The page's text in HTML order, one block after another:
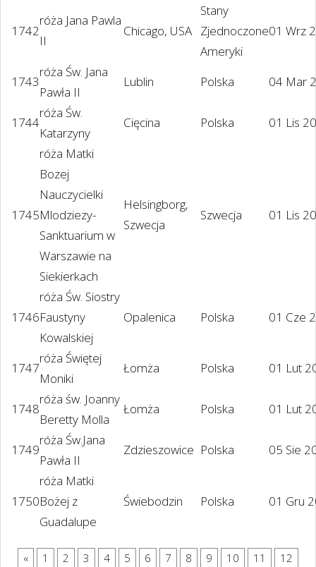
1742
róża Jana Pawla
II
Chicago, USA
Stany
Zjednoczone
Ameryki
01 Wrz
1743
róża Św. Jana
Pawła II
Lublin Polska 04 Mar
1744
róża Św.
Katarzyny
Cięcina Polska 01 Lis
1745
róża Matki
Bozej
Nauczycielki
Mlodziezy-
Sanktuarium w
Warszawie na
Siekierkach
Helsingborg,
Szwecja
Szwecja 01 Lis
1746
róża Św. Siostry
Faustyny
Kowalskiej
Opalenica Polska 01 Cze
1747
róża Świętej
Moniki
Łomża Polska 01 Lut
1748
róża św. Joanny
Beretty Molla
Łomża Polska 01 Lut
1749
róża Św.Jana
Pawła II
Zdzieszowice Polska 05 Sie
1750
róża Matki
Bożej z
Guadalupe
Świebodzin Polska 01 Gru
« 1 2 3 4 5 6 7 8 9 10 11
12